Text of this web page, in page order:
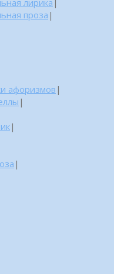
проза |
афоризмов |
|
|
|